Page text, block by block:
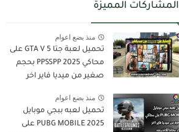
المشاركات المميزة
منذ بضع اعوام
تحميل لعبة جتا 5 GTA V على
محاكي PPSSPP 2025 بحجم
صغير من ميديا فاير اخر
منذ بضع اعوام
تحميل لعبه ببجي موبايل
PUBG MOBILE 2025 على